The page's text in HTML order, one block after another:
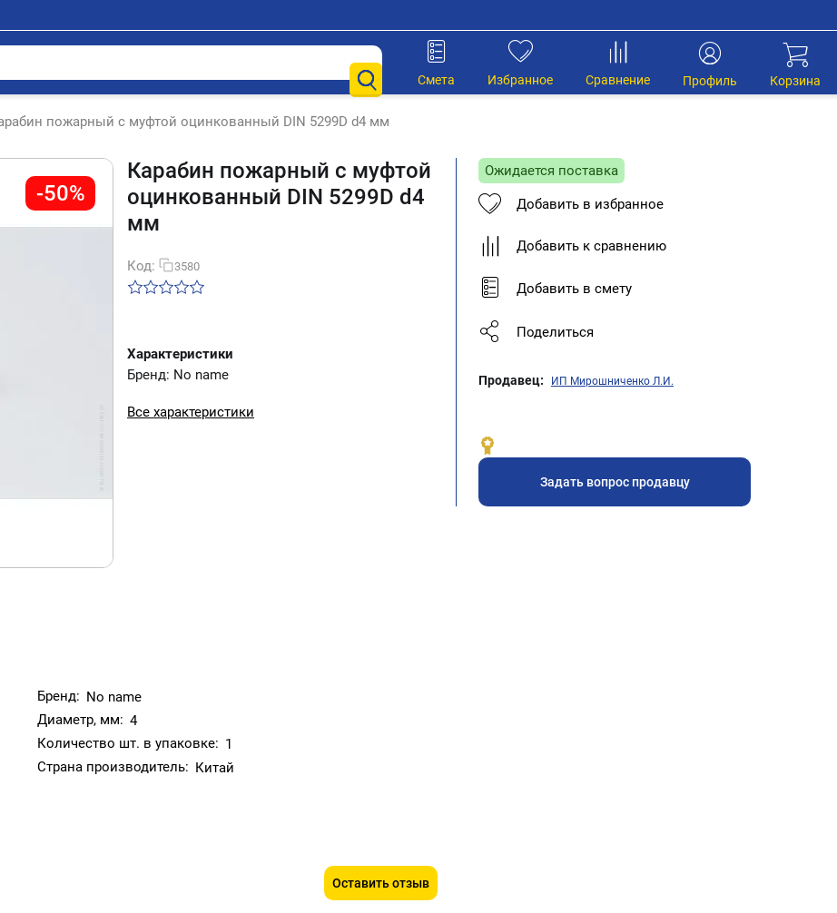
Корзина
Профиль
Сравнение
Избранное
Смета
пожарный с муфтой оцинкованный DIN 5299D d4 мм
-50%
Карабин пожарный с муфтой
оцинкованный DIN 5299D d4
мм
Код: 3580
Характеристики
Бренд: No name
Все характеристики
Бренд: No name
Диаметр, мм: 4
Количество шт. в упаковке: 1
Страна производитель: Китай
Оставить отзыв
Ожидается поставка
Добавить в избранное
Добавить к сравнению
Добавить в смету
Поделиться
Продавец: ИП Мирошниченко Л.И.
Задать вопрос продавцу